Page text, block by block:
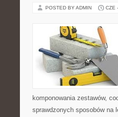
POSTED BY ADMIN CZE
komponowania zestawów,
sprawdzonych sposobów na